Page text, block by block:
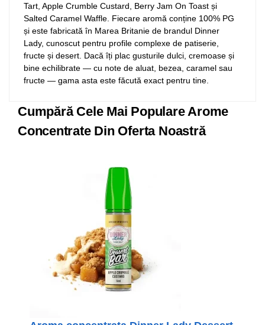
Tart, Apple Crumble Custard, Berry Jam On Toast și
Salted Caramel Waffle. Fiecare aromă conține 100% PG
și este fabricată în Marea Britanie de brandul Dinner
Lady, cunoscut pentru profile complexe de patiserie,
fructe și desert. Dacă îți plac gusturile dulci, cremoase și
bine echilibrate — cu note de aluat, bezea, caramel sau
fructe — gama asta este făcută exact pentru tine.
Cumpără Cele Mai Populare Arome
Concentrate Din Oferta Noastră